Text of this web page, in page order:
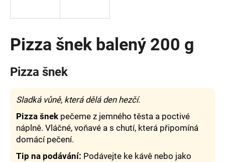
Pizza šnek balený 200 g
Pizza šnek
Sladká vůně, která dělá den hezčí.
Pizza šnek pečeme z jemného těsta a poctivé
náplně. Vláčné, voňavé a s chutí, která připomíná
domácí pečení.
Tip na podávání: Podávejte ke kávě nebo jako
í
t
?
HLEDAT